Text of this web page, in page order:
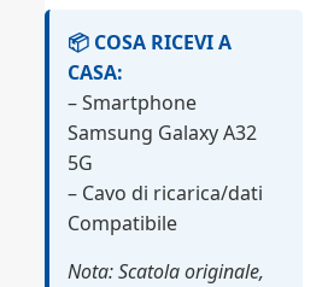
📦 COSA RICEVI A
CASA:
– Smartphone
Samsung Galaxy A32
5G
– Cavo di ricarica/dati
Compatibile
Nota: Scatola originale,